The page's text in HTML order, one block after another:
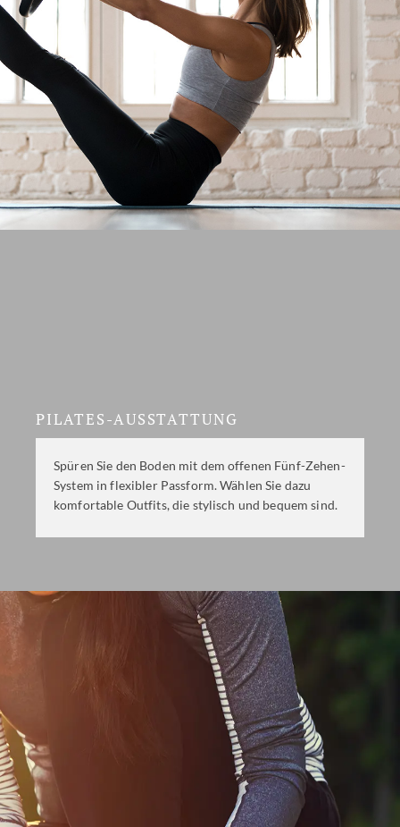
PILATES-AUSSTATTUNG
Spüren Sie den Boden mit dem offenen Fünf-Zehen-
System in flexibler Passform. Wählen Sie dazu
komfortable Outfits, die stylisch und bequem sind.